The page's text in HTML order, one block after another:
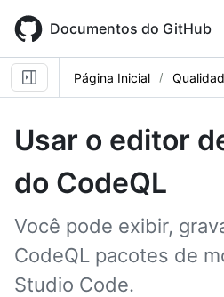
main
content
Documentos do GitHub
Página Inicial
Usar o editor
do CodeQL
Você pode exibir,
CodeQL pacotes de
Studio Code.